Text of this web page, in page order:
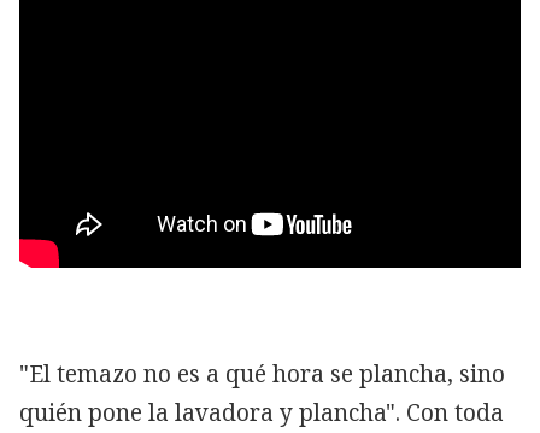
"El temazo no es a qué hora se plancha, sino
quién pone la lavadora y plancha". Con toda